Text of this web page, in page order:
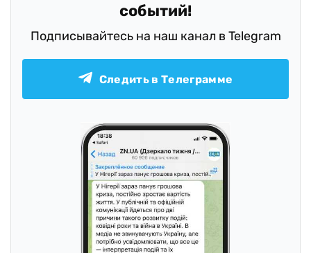
событий!
Подписывайтесь на наш канал в Telegram
Следить в Телеграмме